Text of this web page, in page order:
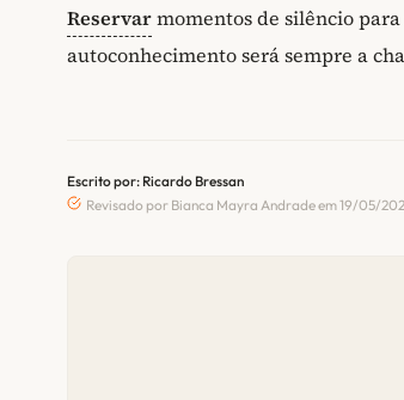
Reservarmomentos de silêncio
autoconhecimento será sempre a
Escrito por: Ricardo Bressan
Revisado por Bianca Mayra Andrade em 19/05/